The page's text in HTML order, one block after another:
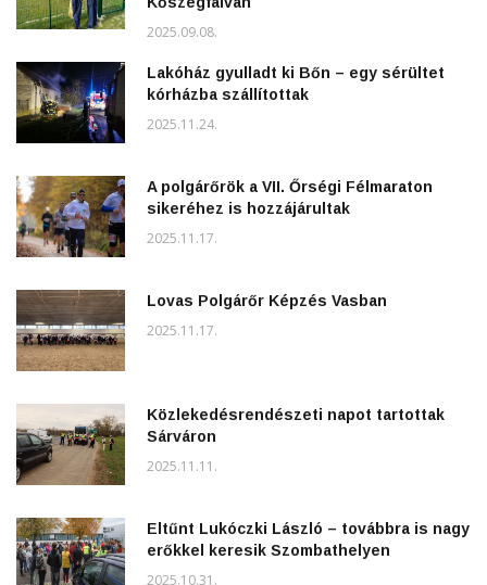
2025.09.08.
Lakóház gyulladt ki Bőn – egy sérültet
kórházba szállítottak
2025.11.24.
A polgárőrök a VII. Őrségi Félmaraton
sikeréhez is hozzájárultak
2025.11.17.
Lovas Polgárőr Képzés Vasban
2025.11.17.
Közlekedésrendészeti napot tartottak
Sárváron
2025.11.11.
Eltűnt Lukóczki László – továbbra is nagy
erőkkel keresik Szombathelyen
2025.10.31.